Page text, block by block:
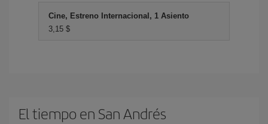
Cine, Estreno Internacional, 1 Asiento
3,15 $
El tiempo en San Andrés